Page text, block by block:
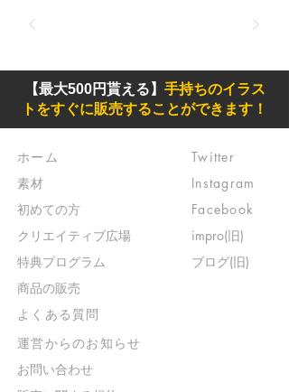
【最大500円貰える】 手持ちのイラス
トをすぐに販売することができます！
ホーム
素材
初めての方
​クリエイティブ広場
​特典プログラム
​商品の販売
よくある質問
Twitter
Instagram
Facebook
impro(旧)​
ブログ(旧)
​運営からのお知らせ
お問い合わせ